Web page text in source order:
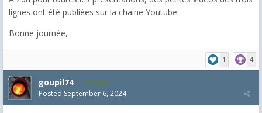
lignes ont été publiées sur la chaine Youtube.
Bonne journée,
1 4
goupil74 2,545
Posted September 6, 2024